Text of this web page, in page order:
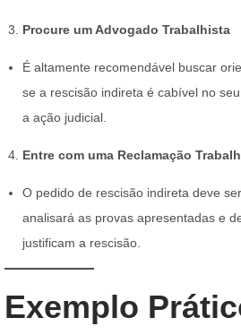
Procure um Advogado Trabalhista
É altamente recomendável buscar
se a rescisão indireta é cabível no
a ação judicial.
Entre com uma Reclamação
O pedido de rescisão indireta deve
analisará as provas apresentadas e
justificam a rescisão.
Exemplo